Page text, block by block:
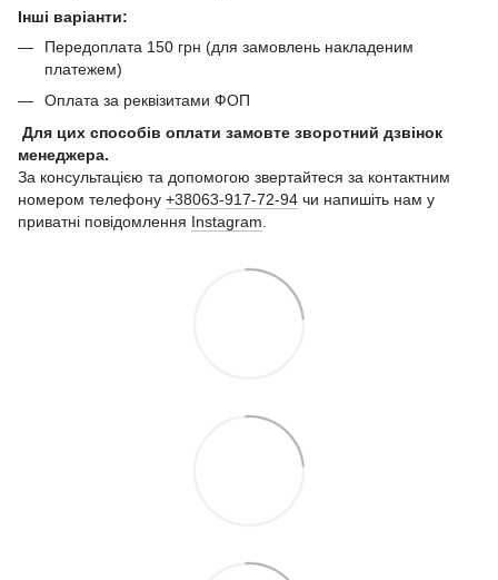
Інші варіанти:
Передоплата 150 грн (для замовлень накладеним
платежем)
Оплата за реквізитами ФОП
Для цих способів оплати замовте зворотний дзвінок
менеджера.
За консультацією та допомогою звертайтеся за контактним
номером телефону +38063-917-72-94 чи напишіть нам у
приватні повідомлення Instagram